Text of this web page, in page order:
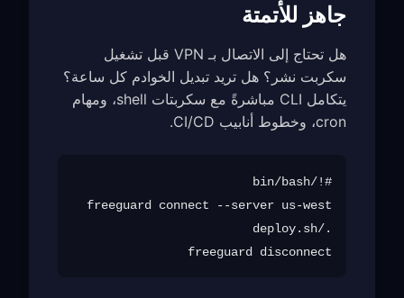
جاهز للأتمتة
هل تحتاج إلى الاتصال بـ VPN قبل تشغيل
سكربت نشر؟ هل تريد تبديل الخوادم كل ساعة؟
يتكامل CLI مباشرةً مع سكربتات shell، ومهام
cron، وخطوط أنابيب CI/CD.
freeguard disconnect